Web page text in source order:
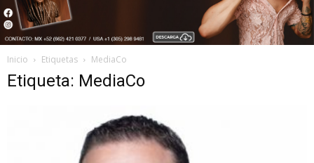
Inicio Etiquetas MediaCo
Etiqueta: MediaCo